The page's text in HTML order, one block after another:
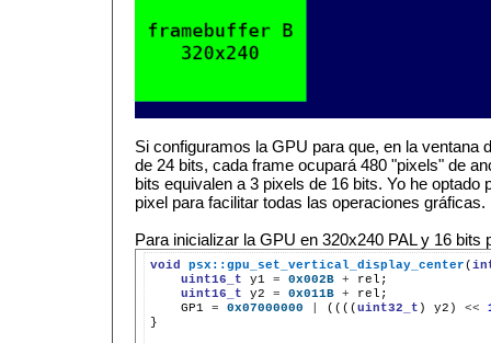
Si configuramos la GPU para que, en la ventana
de 24 bits, cada frame ocupará 480 "pixels" de
bits equivalen a 3 pixels de 16 bits. Yo he optado
pixel para facilitar todas las operaciones gráficas.
Para inicializar la GPU en 320x240 PAL y 16 bits
void psx::gpu_set_vertical_display_center(
uint16_t
y1 = 0x002B +
uint16_t
y2 = 0x011B +
GP1
= 0x07000000 (((( uint32_t ) y2) <<
}